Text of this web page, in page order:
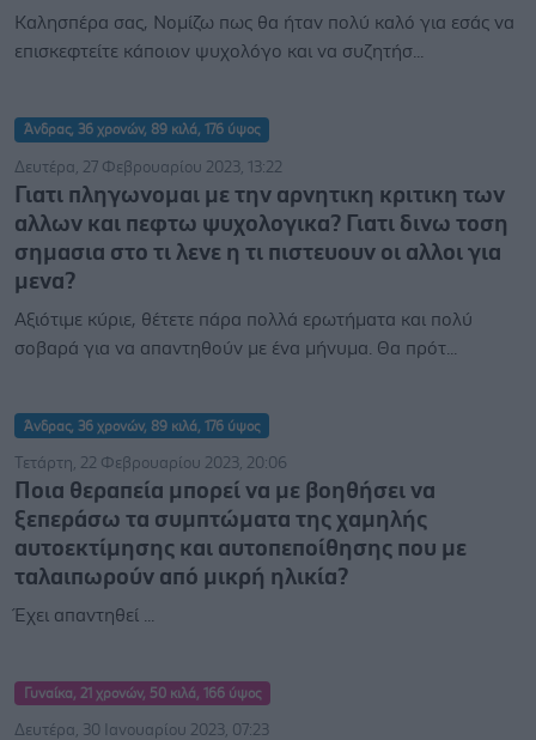
Καλησπέρα σας, Νομίζω πως θα ήταν πολύ καλό για εσάς να
επισκεφτείτε κάποιον ψυχολόγο και να συζητήσ...
Άνδρας, 36 χρονών, 89 κιλά, 176 ύψος
Δευτέρα, 27 Φεβρουαρίου 2023, 13:22
Γιατι πληγωνομαι με την αρνητικη κριτικη των
αλλων και πεφτω ψυχολογικα? Γιατι δινω τοση
σημασια στο τι λενε η τι πιστευουν οι αλλοι για
μενα?
Αξιότιμε κύριε, θέτετε πάρα πολλά ερωτήματα και πολύ
σοβαρά για να απαντηθούν με ένα μήνυμα. Θα πρότ...
Άνδρας, 36 χρονών, 89 κιλά, 176 ύψος
Τετάρτη, 22 Φεβρουαρίου 2023, 20:06
Ποια θεραπεία μπορεί να με βοηθήσει να
ξεπεράσω τα συμπτώματα της χαμηλής
αυτοεκτίμησης και αυτοπεποίθησης που με
ταλαιπωρούν από μικρή ηλικία?
Έχει απαντηθεί ...
Γυναίκα, 21 χρονών, 50 κιλά, 166 ύψος
Δευτέρα, 30 Ιανουαρίου 2023, 07:23